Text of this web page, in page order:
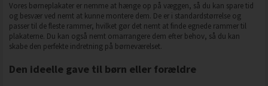
Vores børneplakater er nemme at hænge op på væggen, så du kan spare tid
og besvær ved nemt at kunne montere dem. De er i standardstørrelse og
passer til de fleste rammer, hvilket gør det nemt at finde egnede rammer til
plakaterne. Du kan også nemt omarrangere dem efter behov, så du kan
skabe den perfekte indretning på børneværelset.
Den ideelle gave til børn eller forældre